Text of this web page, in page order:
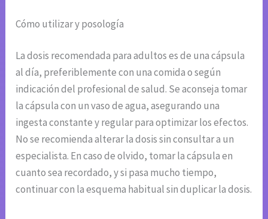
Cómo utilizar y posología
La dosis recomendada para adultos es de una cápsula
al día, preferiblemente con una comida o según
indicación del profesional de salud. Se aconseja tomar
la cápsula con un vaso de agua, asegurando una
ingesta constante y regular para optimizar los efectos.
No se recomienda alterar la dosis sin consultar a un
especialista. En caso de olvido, tomar la cápsula en
cuanto sea recordado, y si pasa mucho tiempo,
continuar con la esquema habitual sin duplicar la dosis.